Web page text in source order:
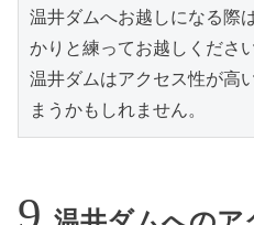
温井ダムへお越しになる際
かりと練ってお越しください
温井ダムはアクセス性が高
まうかもしれません。